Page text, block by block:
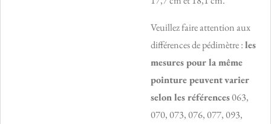
Veuillez faire attention aux
différences de pédimètre :les
mesures pour la même
pointure peuventvarier
selon les références063,
070, 073, 076, 077, 093,